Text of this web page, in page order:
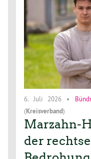
6. Juli 2026 •
(Kreisverband)
Marzahn-
der